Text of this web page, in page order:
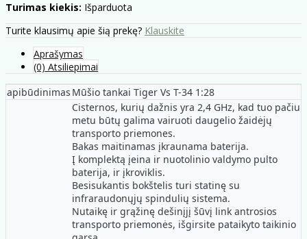
Turimas kiekis: Išparduota
Turite klausimų apie šią prekę? Klauskite
Aprašymas
(0) Atsiliepimai
apibūdinimas Mūšio tankai Tiger Vs T-34 1:28
Cisternos, kurių dažnis yra 2,4 GHz, kad tuo pačiu
metu būtų galima vairuoti daugelio žaidėjų
transporto priemones.
Bakas maitinamas įkraunama baterija.
Į komplektą įeina ir nuotolinio valdymo pulto
baterija, ir įkroviklis.
Besisukantis bokštelis turi statinę su
infraraudonųjų spindulių sistema.
Nutaikę ir grąžinę dešinįjį šūvį link antrosios
transporto priemonės, išgirsite pataikyto taikinio